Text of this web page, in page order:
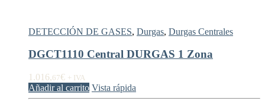
DETECCIÓN DE GASES, Durgas, Durgas Centrales
DGCT1110 Central DURGAS 1 Zona
1.016,67€ + IVA
Añadir al carrito Vista rápida